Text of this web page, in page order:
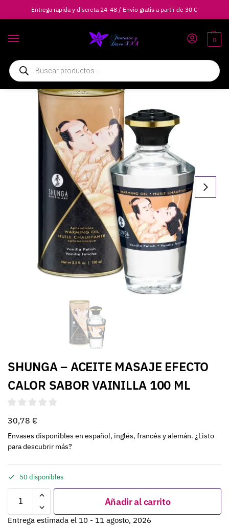
Entrega rapida y discreta 24-48 / Envio gratis a partir de 30 €
0
Inicio Lubricantes / Aceites y Masajes Eróticos
SHUNGA – ACEITE MASAJE EFECTO
CALOR SABOR VAINILLA 100 ML
30,78 €
Envases disponibles en español, inglés, francés y alemán. ¿Listo
para descubrir más?
50 disponibles
Añadir al carrito
Entrega estimada el 10 - 11 agosto, 2026